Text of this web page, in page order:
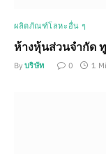
ผลิตภัณฑ์โลหะอื่น ๆ
ห้างหุ้นส่วนจำกัด
By บริษัท 0 1